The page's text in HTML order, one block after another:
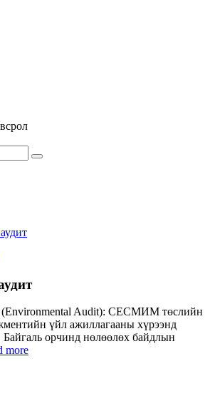
(Environmental Audit): СЕСМИМ төслийн
үйл ажиллагааны хүрээнд
Байгаль орчинд нөлөөлөх байдлын
more